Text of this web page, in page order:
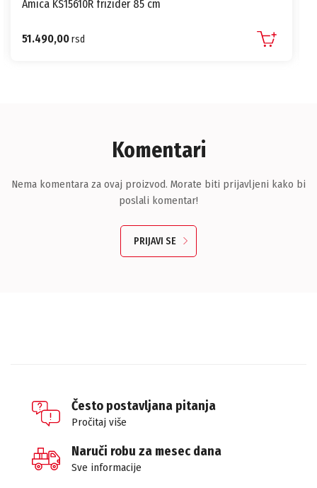
Amica KS15610R frizider 85 cm
51.490,00rsd
Komentari
Nema komentara za ovaj proizvod. Morate biti prijavljeni kako bi
poslali komentar!
PRIJAVI SE
Često postavljana pitanja
Pročitaj više
Naruči robu za mesec dana
Sve informacije